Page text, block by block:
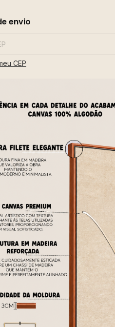
o CEP:
envio
CEP